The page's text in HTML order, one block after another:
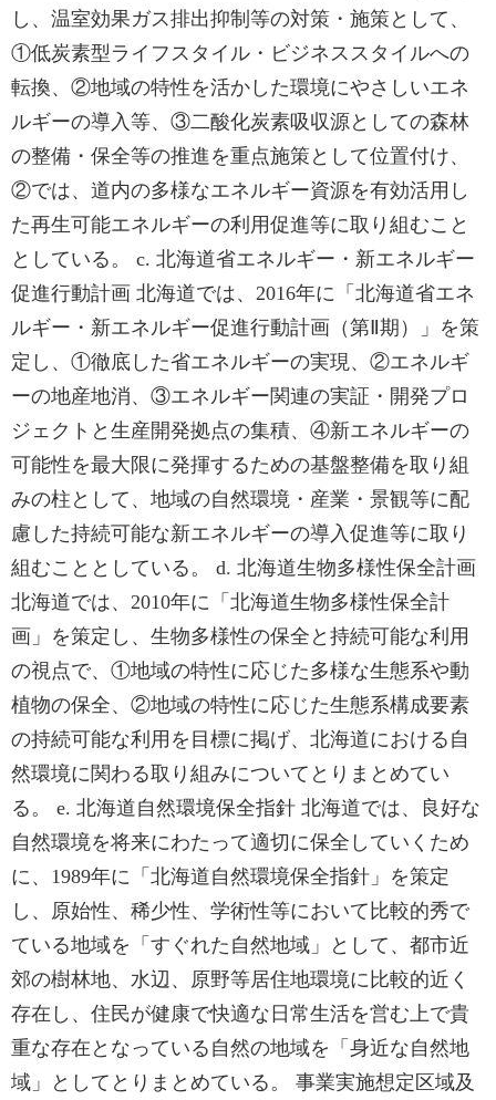
し、温室効果ガス排出抑制等の対策・施策として、
①低炭素型ライフスタイル・ビジネススタイルへの
転換、②地域の特性を活かした環境にやさしいエネ
ルギーの導入等、③二酸化炭素吸収源としての森林
の整備・保全等の推進を重点施策として位置付け、
②では、道内の多様なエネルギー資源を有効活用し
た再生可能エネルギーの利用促進等に取り組むこと
としている。 c. 北海道省エネルギー・新エネルギー
促進行動計画 北海道では、2016年に「北海道省エネ
ルギー・新エネルギー促進行動計画（第Ⅱ期）」を策
定し、①徹底した省エネルギーの実現、②エネルギ
ーの地産地消、③エネルギー関連の実証・開発プロ
ジェクトと生産開発拠点の集積、④新エネルギーの
可能性を最大限に発揮するための基盤整備を取り組
みの柱として、地域の自然環境・産業・景観等に配
慮した持続可能な新エネルギーの導入促進等に取り
組むこととしている。 d. 北海道生物多様性保全計画
北海道では、2010年に「北海道生物多様性保全計
画」を策定し、生物多様性の保全と持続可能な利用
の視点で、①地域の特性に応じた多様な生態系や動
植物の保全、②地域の特性に応じた生態系構成要素
の持続可能な利用を目標に掲げ、北海道における自
然環境に関わる取り組みについてとりまとめてい
る。 e. 北海道自然環境保全指針 北海道では、良好な
自然環境を将来にわたって適切に保全していくため
に、1989年に「北海道自然環境保全指針」を策定
し、原始性、稀少性、学術性等において比較的秀で
ている地域を「すぐれた自然地域」として、都市近
郊の樹林地、水辺、原野等居住地環境に比較的近く
存在し、住民が健康で快適な日常生活を営む上で貴
重な存在となっている自然の地域を「身近な自然地
域」としてとりまとめている。 事業実施想定区域及